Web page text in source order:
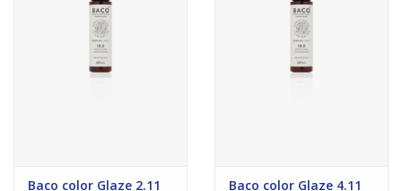
Baco color Glaze 2.11
Baco color Glaze 4.11